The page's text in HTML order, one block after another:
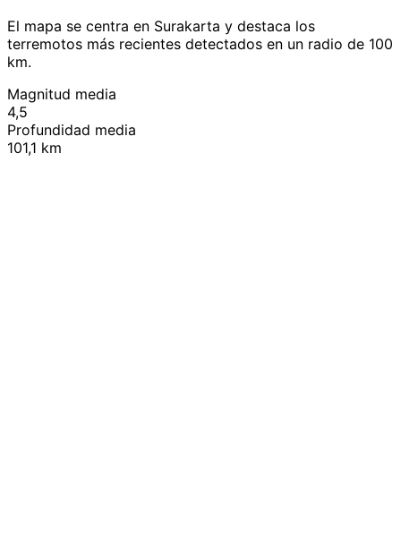
El mapa se centra en Surakarta y destaca los
terremotos más recientes detectados en un radio de 100
km.
Magnitud media
4,5
Profundidad media
101,1 km